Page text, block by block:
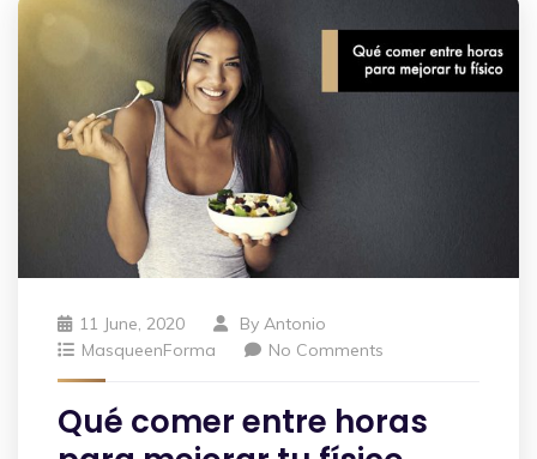
11 June, 2020 By Antonio
MasqueenForma
No Comments
Qué comer entre horas